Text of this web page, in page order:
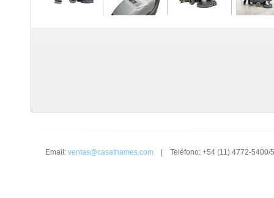
Email: ventas@casathames.com| Teléfono: +54 (11) 4772-